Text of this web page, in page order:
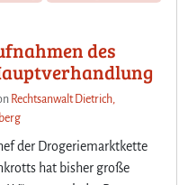
des
Rechtsanwalt Dietrich,
der Drogeriemarktkette
hat bisher große